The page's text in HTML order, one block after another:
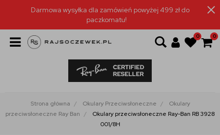
Darmowa wysyłka dla zamówień powyżej 499 zł do
paczkomatu!
0 0
Strona główna Okulary Przeciwsłoneczne
Okulary
przeciwsłoneczne Ray Ban
Okulary przeciwsłoneczne Ray-Ban RB 3928
001/8H